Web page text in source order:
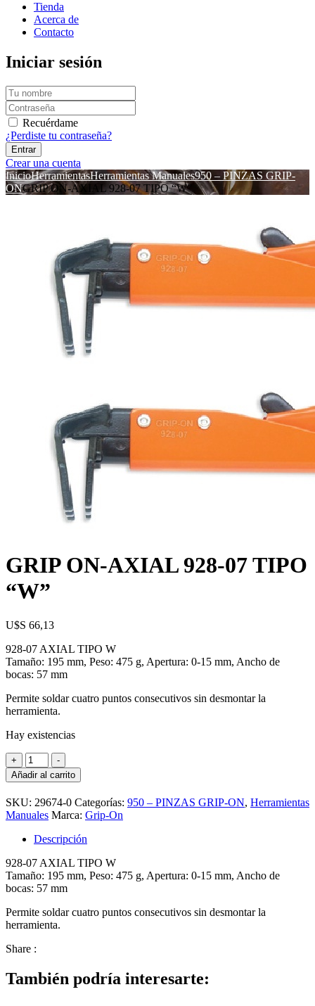
Tienda
Acerca de
Contacto
Iniciar sesión
Recuérdame
¿Perdiste tu contraseña?
Crear una cuenta
InicioHerramientasHerramientas Manuales950 – PINZAS GRIP-
ONGRIP ON-AXIAL 928-07 TIPO “W”
GRIP ON-AXIAL 928-07 TIPO
“W”
U$S 66,13
928-07 AXIAL TIPO W
Tamaño: 195 mm, Peso: 475 g, Apertura: 0-15 mm, Ancho de
bocas: 57 mm
Permite soldar cuatro puntos consecutivos sin desmontar la
herramienta.
Hay existencias
+
GRIP
ON-
AXIAL
928-
07
TIPO
"W"
cantidad
-
Añadir al carrito
SKU: 29674-0 Categorías: 950 – PINZAS GRIP-ON, Herramientas
Manuales Marca: Grip-On
Descripción
928-07 AXIAL TIPO W
Tamaño: 195 mm, Peso: 475 g, Apertura: 0-15 mm, Ancho de
bocas: 57 mm
Permite soldar cuatro puntos consecutivos sin desmontar la
herramienta.
Share :
También podría interesarte: